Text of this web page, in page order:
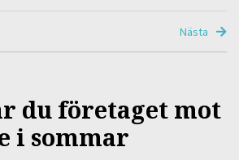
Nästa
du företaget mot
i sommar